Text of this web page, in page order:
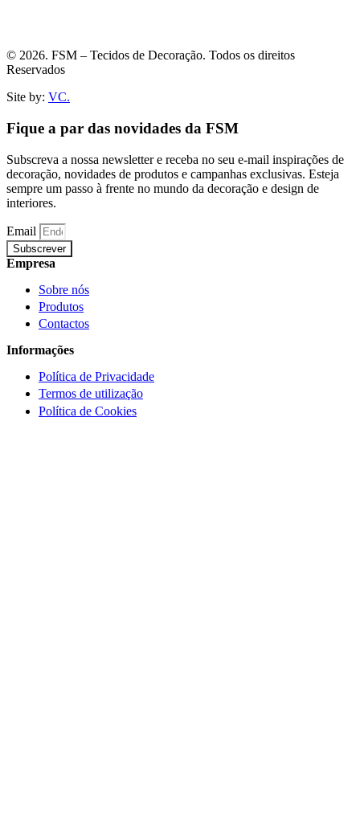
© 2026. FSM – Tecidos de Decoração. Todos os direitos
Reservados
Site by: VC.
Fique a par das novidades da FSM
Subscreva a nossa newsletter e receba no seu e-mail inspirações de
decoração, novidades de produtos e campanhas exclusivas. Esteja
sempre um passo à frente no mundo da decoração e design de
interiores.
Email
Subscrever
Empresa
Sobre nós
Produtos
Contactos
Informações
Política de Privacidade
Termos de utilização
Política de Cookies